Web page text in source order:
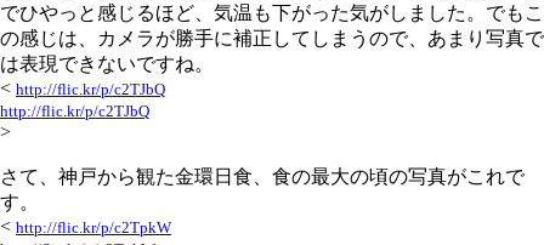
でひやっと感じるほど、気温も下がった気がしました。でもこ
の感じは、カメラが勝手に補正してしまうので、あまり写真で
は表現できないですね。
< http://flic.kr/p/c2TJbQ
http://flic.kr/p/c2TJbQ
>
さて、神戸から観た金環日食、食の最大の頃の写真がこれで
す。
< http://flic.kr/p/c2TpkW